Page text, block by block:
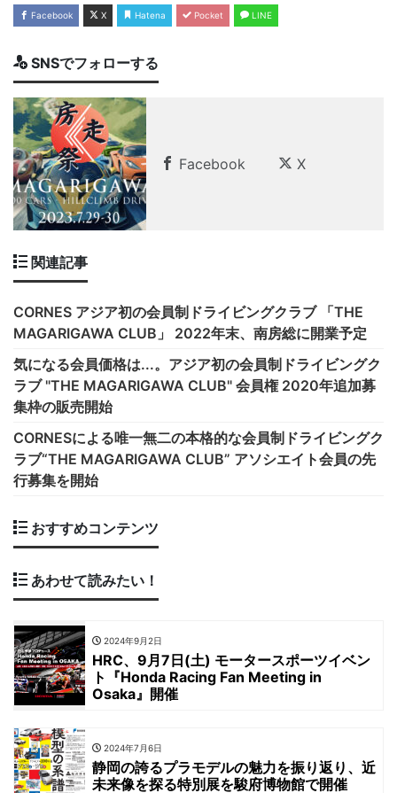
Facebook X Hatena Pocket LINE
SNSでフォローする
Facebook X
関連記事
CORNES アジア初の会員制ドライビングクラブ 「THE
MAGARIGAWA CLUB」 2022年末、南房総に開業予定
気になる会員価格は...。アジア初の会員制ドライビングク
ラブ "THE MAGARIGAWA CLUB" 会員権 2020年追加募
集枠の販売開始
CORNESによる唯一無二の本格的な会員制ドライビングク
ラブ“THE MAGARIGAWA CLUB” アソシエイト会員の先
行募集を開始
おすすめコンテンツ
あわせて読みたい！
2024年9月2日
HRC、9月7日(土) モータースポーツイベン
ト『Honda Racing Fan Meeting in
Osaka』開催
2024年7月6日
静岡の誇るプラモデルの魅力を振り返り、近
未来像を探る特別展を駿府博物館で開催